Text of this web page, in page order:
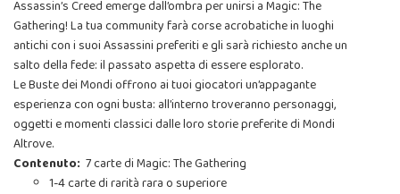
Assassin’s Creed emerge dall’ombra per unirsi a Magic: The
Gathering! La tua community farà corse acrobatiche in luoghi
antichi con i suoi Assassini preferiti e gli sarà richiesto anche un
salto della fede: il passato aspetta di essere esplorato.
Le Buste dei Mondi offrono ai tuoi giocatori un’appagante
esperienza con ogni busta: all’interno troveranno personaggi,
oggetti e momenti classici dalle loro storie preferite di Mondi
Altrove.
Contenuto: 7 carte di Magic: The Gathering
1-4 carte di rarità rara o superiore